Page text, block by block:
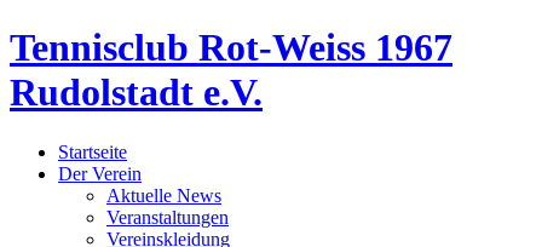
Tennisclub Rot-Weiss 1967
Rudolstadt e.V.
Startseite
Der Verein
Aktuelle News
Veranstaltungen
Vereinskleidung